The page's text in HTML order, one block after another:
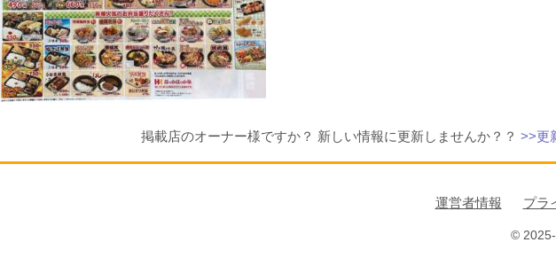
掲載店のオーナー様ですか？ 新しい情報に更新しませんか？？ >>更
運営者情報 プラ
©